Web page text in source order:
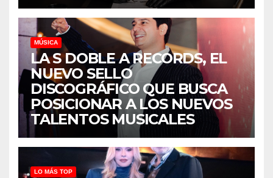
MÚSICA
LA S DOBLE A RECORDS, EL
NUEVO SELLO
DISCOGRÁFICO QUE BUSCA
POSICIONAR A LOS NUEVOS
TALENTOS MUSICALES
LO MÁS TOP